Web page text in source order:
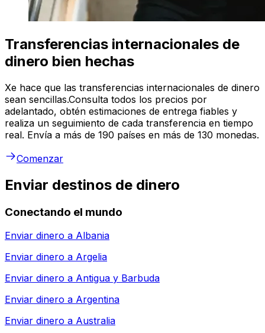
Transferencias internacionales de
dinero bien hechas
Xe hace que las transferencias internacionales de dinero
sean sencillas.Consulta todos los precios por
adelantado, obtén estimaciones de entrega fiables y
realiza un seguimiento de cada transferencia en tiempo
real. Envía a más de 190 países en más de 130 monedas.
Comenzar
Enviar destinos de dinero
Conectando el mundo
Enviar dinero a Albania
Enviar dinero a Argelia
Enviar dinero a Antigua y Barbuda
Enviar dinero a Argentina
Enviar dinero a Australia